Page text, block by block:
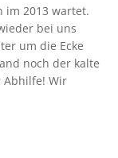
im 2013 wartet.
bei uns
um die Ecke
noch der kalte
Abhilfe! Wir